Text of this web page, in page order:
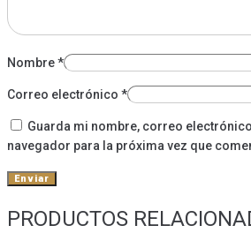
Nombre*
Correo electrónico *
Guarda mi nombre, correo
navegador para la próxima vez que
PRODUCTOS